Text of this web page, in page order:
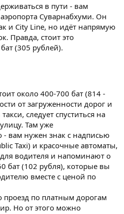
в пути - вам
Суварнабхуми. Он
и City Line, но идёт напрямую
Правда, стоит это
(305 рублей).
около 400-700 бат (814 -
от загруженности дорог и
следует спуститься на
Там уже
- вам нужен знак с надписью
Taxi) и красочные автоматы,
водителя и напоминают о
бат (102 рубля), которые вы
вместе с ценой по
проезд по платным дорогам
Но от этого можно